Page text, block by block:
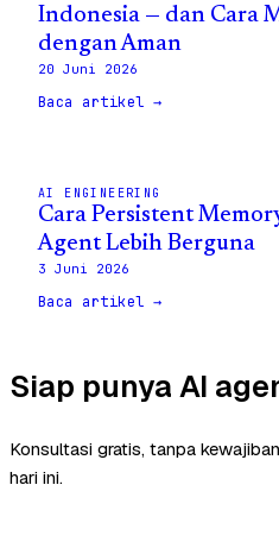
Indonesia — dan Cara
dengan Aman
20 Juni 2026
Baca artikel →
AI ENGINEERING
Cara Persistent
Agent Lebih Berguna
3 Juni 2026
Baca artikel →
Siap punya AI
Konsultasi gratis, tanpa
hari ini.